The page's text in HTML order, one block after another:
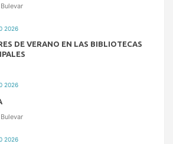
2026
DE VERANO EN LAS BIBLIOTECAS
2026
2026